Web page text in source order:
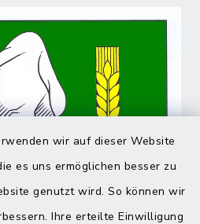
wir auf dieser Website
es uns ermöglichen besser zu
genutzt wird. So können wir
Ihre erteilte Einwilligung